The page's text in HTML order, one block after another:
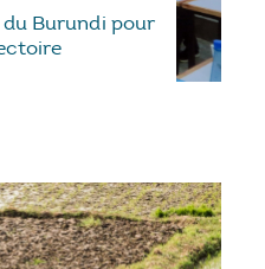
Burundi pour